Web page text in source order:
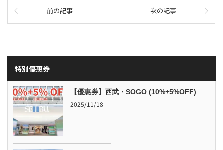
前の記事 次の記事
特別優惠券
【優惠券】西武・SOGO (10%+5%OFF)
2025/11/18